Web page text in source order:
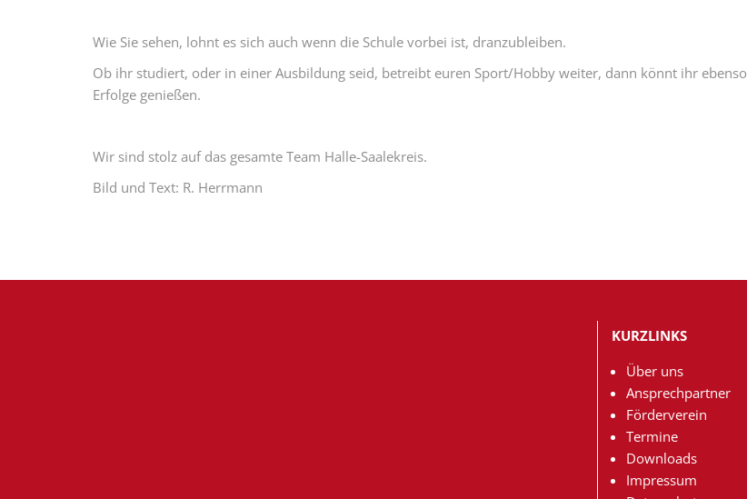
Wie Sie sehen, lohnt es sich auch wenn die Schule vorbei ist, dranzubleiben.
Ob ihr studiert, oder in einer Ausbildung seid, betreibt euren Sport/Hobby weiter, dann könnt ihr ebenso
Erfolge genießen.
Wir sind stolz auf das gesamte Team Halle-Saalekreis.
Bild und Text: R. Herrmann
KURZLINKS
Über uns
Ansprechpartner
Förderverein
Termine
Downloads
Impressum